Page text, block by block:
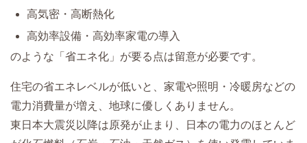
高気密・高断熱化
高効率設備・高効率家電の導入
のような「省エネ化」が要る点は留意が必要です。
住宅の省エネレベルが低いと、家電や照明・冷暖房などの
電力消費量が増え、地球に優しくありません。
東日本大震災以降は原発が止まり、日本の電力のほとんど